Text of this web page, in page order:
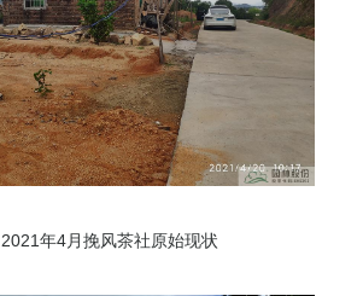
2021年4月挽风茶社原始现状